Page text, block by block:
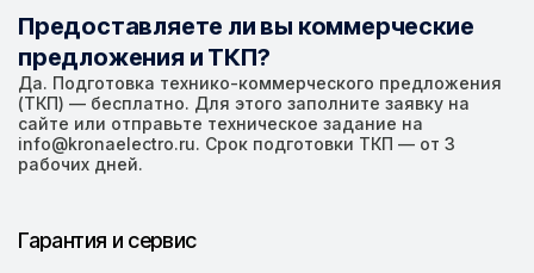
Предоставляете ли вы коммерческие
предложения и ТКП?
Да. Подготовка технико-коммерческого предложения
(ТКП) — бесплатно. Для этого заполните заявку на
сайте или отправьте техническое задание на
info@kronaelectro.ru. Срок подготовки ТКП — от 3
рабочих дней.
Гарантия и сервис